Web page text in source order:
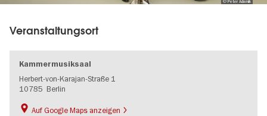
© Peter Adamik
Veranstaltungsort
Kammermusiksaal
Herbert-von-Karajan-Straße 1
10785 Berlin
Auf Google Maps anzeigen